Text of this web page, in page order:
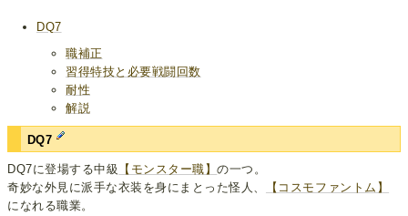
DQ7
職補正
習得特技と必要戦闘回数
耐性
解説
DQ7
DQ7に登場する中級 【モンスター職】の一つ。
奇妙な外見に派手な衣装を身にまとった怪人、
【コスモファントム】
になれる職業。